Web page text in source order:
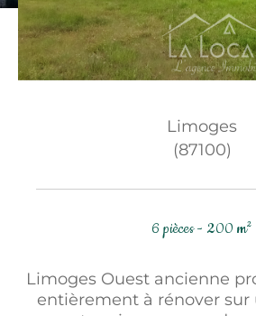
Limoges
(87100)
6 pièces - 200 m²
Limoges Ouest ancienne
entièrement à rénover sur
Surface
Surface
Pièces
AFFINER LES